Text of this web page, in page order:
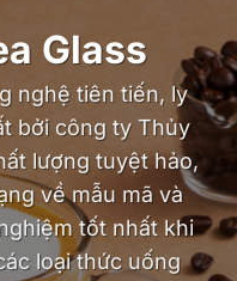
Glass
nghệ tiên tiến, ly
bởi công ty Thủy
lượng tuyệt hảo,
về mẫu mã và
tốt nhất khi
loại thức uống